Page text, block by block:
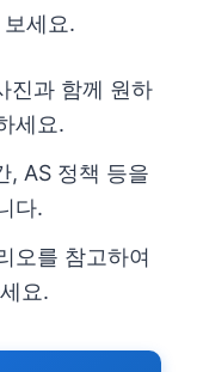
세요.
진과 함께 원하
세요.
, AS 정책 등을
다.
오를 참고하여
요.